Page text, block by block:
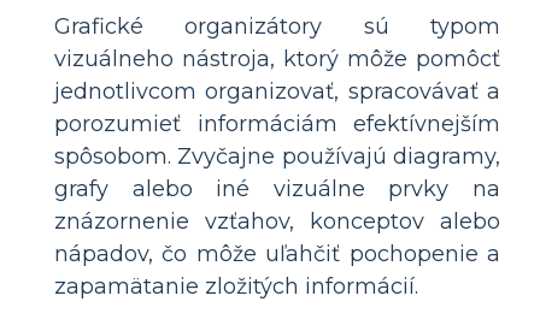
Grafické organizátory sú typom
vizuálneho nástroja, ktorý môže pomôcť
jednotlivcom organizovať, spracovávať a
porozumieť informáciám efektívnejším
spôsobom. Zvyčajne používajú diagramy,
grafy alebo iné vizuálne prvky na
znázornenie vzťahov, konceptov alebo
nápadov, čo môže uľahčiť pochopenie a
zapamätanie zložitých informácií.